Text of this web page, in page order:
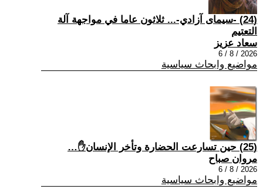
(24) -سيمای آزادي-... ثلاثون عاما في مواجهة آلة
التعتيم
سعاد عزيز
2026 / 8 / 6
مواضيع وابحاث سياسية
(25) حين تسارعت الحضارة وتأخر الإنسان✋…
مروان صباح
2026 / 8 / 6
مواضيع وابحاث سياسية